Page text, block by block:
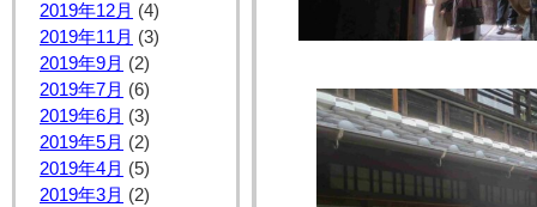
2019年12月 (4)
2019年11月 (3)
2019年9月 (2)
2019年7月 (6)
2019年6月 (3)
2019年5月 (2)
2019年4月 (5)
2019年3月 (2)